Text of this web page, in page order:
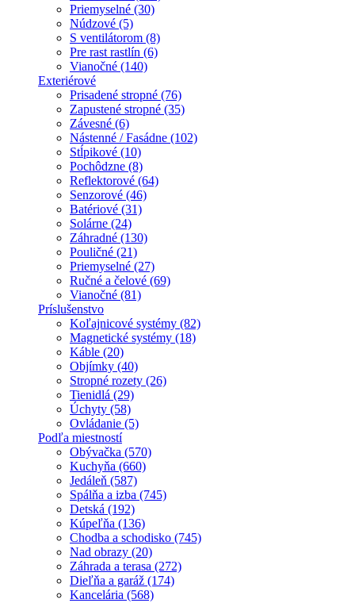
Priemyselné (30)
Núdzové (5)
S ventilátorom (8)
Pre rast rastlín (6)
Vianočné (140)
Exteriérové
Prisadené stropné (76)
Zapustené stropné (35)
Závesné (6)
Nástenné / Fasádne (102)
Stĺpikové (10)
Pochôdzne (8)
Reflektorové (64)
Senzorové (46)
Batériové (31)
Solárne (24)
Záhradné (130)
Pouličné (21)
Priemyselné (27)
Ručné a čelové (69)
Vianočné (81)
Príslušenstvo
Koľajnicové systémy (82)
Magnetické systémy (18)
Káble (20)
Objímky (40)
Stropné rozety (26)
Tienidlá (29)
Úchyty (58)
Ovládanie (5)
Podľa miestností
Obývačka (570)
Kuchyňa (660)
Jedáleň (587)
Spálňa a izba (745)
Detská (192)
Kúpeľňa (136)
Chodba a schodisko (745)
Nad obrazy (20)
Záhrada a terasa (272)
Dieľňa a garáž (174)
Kancelária (568)